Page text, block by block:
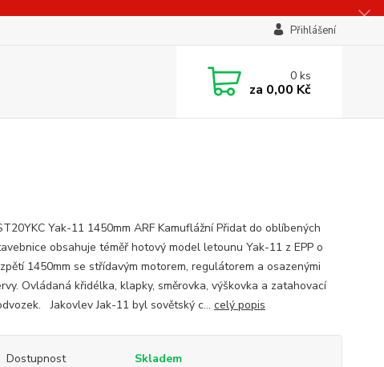
Přihlášení
0ks
za 0,00 Kč
Yak-11 1450mm ARF Kamuflážní Přidat do oblíbených
obsahuje téměř hotový model letounu Yak-11 z EPP o
1450mm se střídavým motorem, regulátorem a osazenými
Ovládaná křidélka, klapky, směrovka, výškovka a zatahovací
Jakovlev Jak-11 byl sovětský c... celý popis
Dostupnost
Skladem